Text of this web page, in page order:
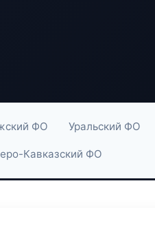
ФО Уральский ФО
Кавказский ФО